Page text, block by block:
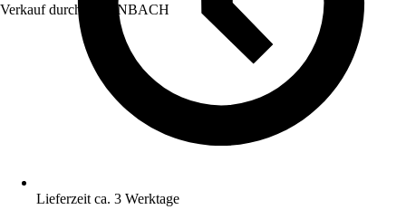
Verkauf durch: HORNBACH
Lieferzeit ca. 3 Werktage